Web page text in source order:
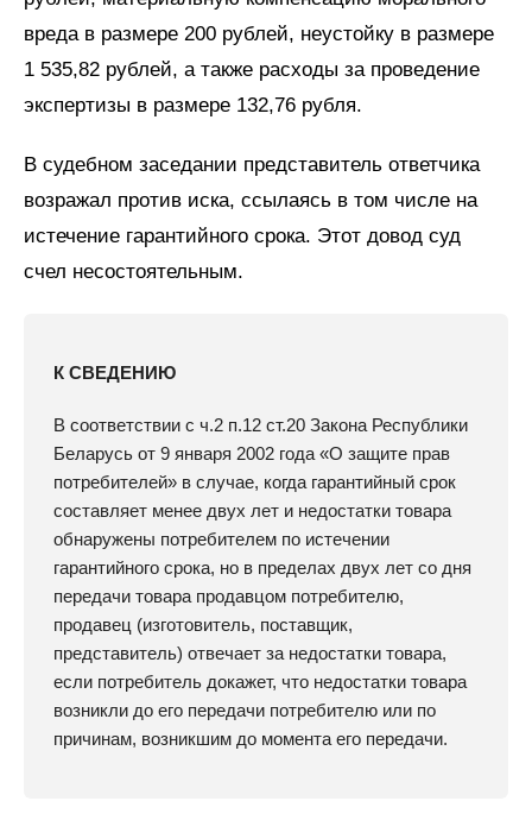
вреда в размере 200 рублей, неустойку в размере
1 535,82 рублей, а также расходы за проведение
экспертизы в размере 132,76 рубля.
В судебном заседании представитель ответчика
возражал против иска, ссылаясь в том числе на
истечение гарантийного срока. Этот довод суд
счел несостоятельным.
К СВЕДЕНИЮ
В соответствии с ч.2 п.12 ст.20 Закона Республики
Беларусь от 9 января 2002 года «О защите прав
потребителей» в случае, когда гарантийный срок
составляет менее двух лет и недостатки товара
обнаружены потребителем по истечении
гарантийного срока, но в пределах двух лет со дня
передачи товара продавцом потребителю,
продавец (изготовитель, поставщик,
представитель) отвечает за недостатки товара,
если потребитель докажет, что недостатки товара
возникли до его передачи потребителю или по
причинам, возникшим до момента его передачи.